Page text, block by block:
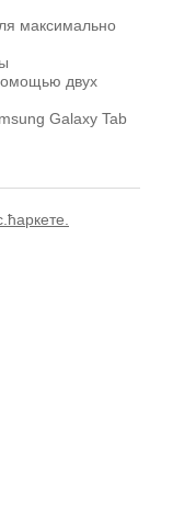
максимально
двух
Galaxy Tab